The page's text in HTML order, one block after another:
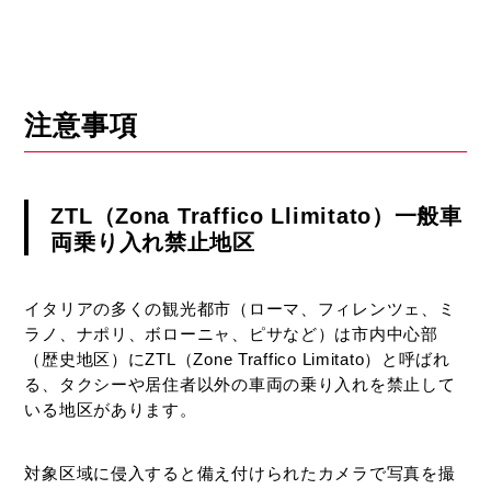
注意事項
ZTL（Zona Traffico Llimitato）一般車
両乗り入れ禁止地区
イタリアの多くの観光都市（ローマ、フィレンツェ、ミ
ラノ、ナポリ、ボローニャ、ピサなど）は市内中心部
（歴史地区）にZTL（Zone Traffico Limitato）と呼ばれ
る、タクシーや居住者以外の車両の乗り入れを禁止して
いる地区があります。
対象区域に侵入すると備え付けられたカメラで写真を撮